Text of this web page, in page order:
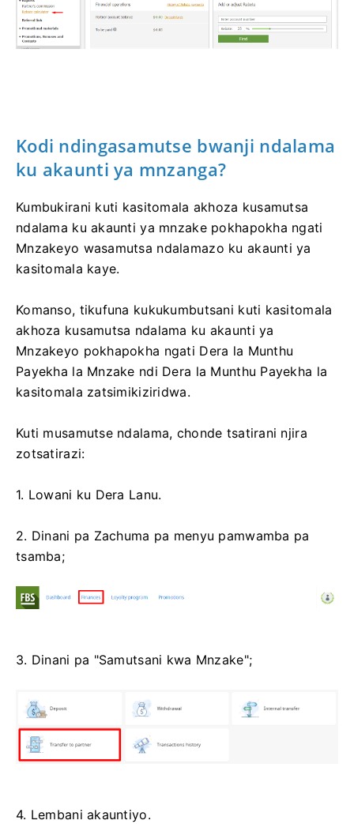
Kodi ndingasamutse bwanji ndalama
ku akaunti ya mnzanga?
Kumbukirani kuti kasitomala akhoza kusamutsa
ndalama ku akaunti ya mnzake pokhapokha ngati
Mnzakeyo wasamutsa ndalamazo ku akaunti ya
kasitomala kaye.
Komanso, tikufuna kukukumbutsani kuti kasitomala
akhoza kusamutsa ndalama ku akaunti ya
Mnzakeyo pokhapokha ngati Dera la Munthu
Payekha la Mnzake ndi Dera la Munthu Payekha la
kasitomala zatsimikiziridwa.
Kuti musamutse ndalama, chonde tsatirani njira
zotsatirazi:
1. Lowani ku Dera Lanu.
2. Dinani pa Zachuma pa menyu pamwamba pa
tsamba;
3. Dinani pa "Samutsani kwa Mnzake";
4. Lembani akauntiyo.